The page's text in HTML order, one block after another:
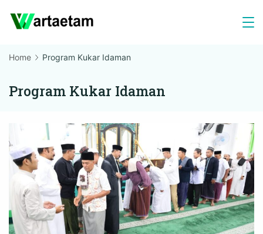
Home Program Kukar Idaman
Program Kukar Idaman